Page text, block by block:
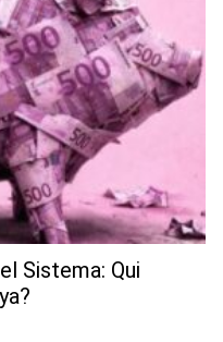
Sistema: Qui